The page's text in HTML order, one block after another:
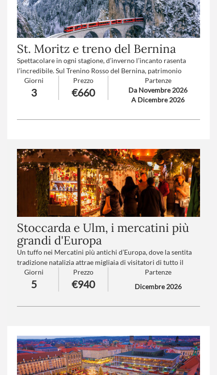
St. Moritz e treno del Bernina
Spettacolare in ogni stagione, d’inverno l’incanto rasenta
l’incredibile. Sul Trenino Rosso del Bernina, patrimonio
mondiale UNESCO, fino a 2.253 metri, tra laghi, ghiacciai,
foreste, fino alle curate architetture di St. Moritz, per
assaporare una delle grandi avventure d’Italia.
Giorni
3
Prezzo
€660
Partenze
Da Novembre 2026
A Dicembre 2026
Stoccarda e Ulm, i mercatini più
grandi d'Europa
Un tuffo nei Mercatini più antichi d’Europa, dove la sentita
tradizione natalizia attrae migliaia di visitatori di tutto il
mondo. Un viaggio nel cuore del Baden-Württemberg, dalla
vivace Stoccarda alla romantica Ulm, città natale di Albert
Einstein, con il suo suggestivo mercatino ai piedi del
Suppl. partenze: B-C-D-E-F-G-H-I (clicca qui per le tariffe)
Giorni
5
Prezzo
€940
Partenze
Dicembre 2026